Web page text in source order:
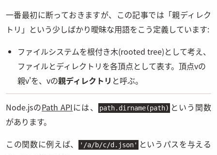
一番最初に断っておきますが、この記事では「親ディレク
トリ」という少しばかり曖昧な用語をこう定義しています:
ファイルシステムを根付き木(rooted tree)として考え、
ファイルとディレクトリを各頂点として表す。頂点vの
親v'を、 vの親ディレクトリ と呼ぶ。
Node.jsのPath API には、 path.dirname(path) という関数
があります。
この関数に例えば、
'/a/b/c/d.json' というパスを与える